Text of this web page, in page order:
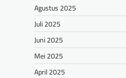
Agustus 2025
Juli 2025
Juni 2025
Mei 2025
April 2025